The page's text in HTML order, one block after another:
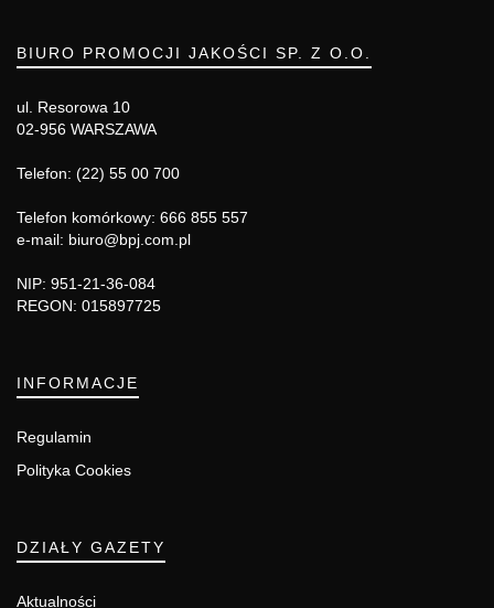
BIURO PROMOCJI JAKOŚCI SP. Z O.O.
ul. Resorowa 10
02-956 WARSZAWA
Telefon: (22) 55 00 700
Telefon komórkowy: 666 855 557
e-mail: biuro@bpj.com.pl
NIP: 951-21-36-084
REGON: 015897725
INFORMACJE
Regulamin
Polityka Cookies
DZIAŁY GAZETY
Aktualności